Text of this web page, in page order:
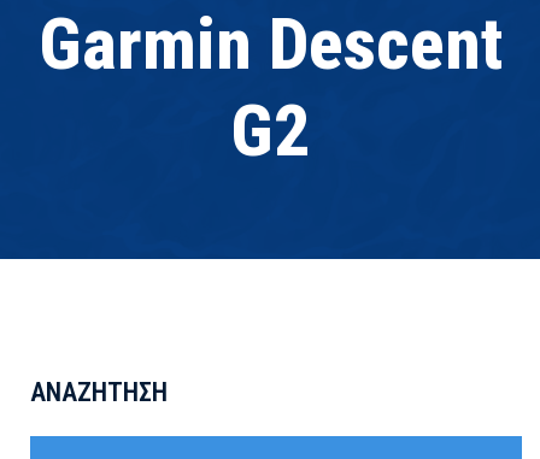
Garmin Descent
G2
ΑΝΑΖΉΤΗΣΗ